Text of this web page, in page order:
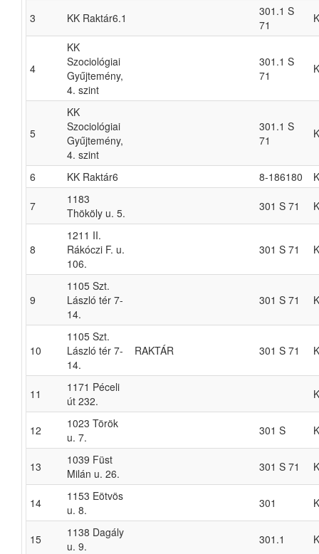
3 KK Raktár6.1
301.1 S
71
4
KK
Szociológiai
Gyűjtemény,
4. szint
301.1 S
71
5
KK
Szociológiai
Gyűjtemény,
4. szint
301.1 S
71
6 KK Raktár6 8-186180
7
1183
Thököly u. 5.
301 S 71
8
1211 II.
Rákóczi F. u.
106.
301 S 71
9
1105 Szt.
László tér 7-
14.
301 S 71
10
1105 Szt.
László tér 7-
14.
RAKTÁR 301 S 71
11
1171 Péceli
út 232.
12
1023 Török
u. 7.
301 S
13
1039 Füst
Milán u. 26.
301 S 71
14
1153 Eötvös
u. 8.
301
15
1138 Dagály
u. 9.
301.1